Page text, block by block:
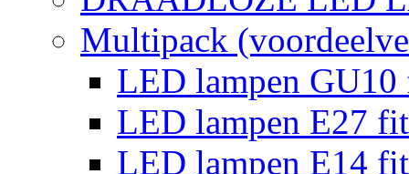
Multipack
LED lampen
LED lampen E27
LED lampen E14